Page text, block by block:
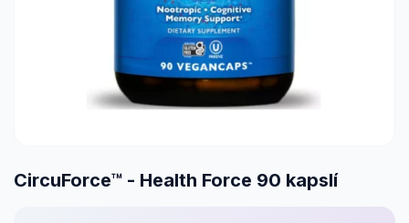
CircuForce™ - Health Force 90 kapslí